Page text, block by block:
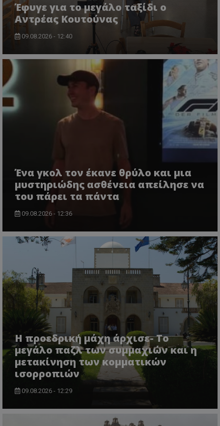
Έφυγε για το μεγάλο ταξίδι ο
Αντρέας Κουτούνας
09.08.2026 - 12:40
Ένα γκολ τον έκανε θρύλο και μια
μυστηριώδης ασθένεια απείλησε να
του πάρει τα πάντα
09.08.2026 - 12:36
Η προεδρική μάχη άρχισε- Το
μεγάλο παζλ των συμμαχιών και η
μετακίνηση των κομματικών
ισορροπιών
09.08.2026 - 12:29